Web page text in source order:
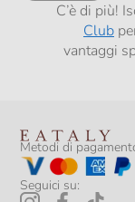
C’è di più!
Club
vantaggi
Metodi di
Seguici su: